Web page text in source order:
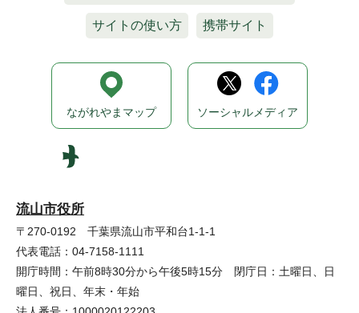
サイトの使い方 携帯サイト
流山市役所
〒270-0192 千葉県流山市平和台1-1-1
代表電話：04-7158-1111
開庁時間：午前8時30分から午後5時15分 閉庁日：土曜日、日
曜日、祝日、年末・年始
ながれやまマップ ソーシャルメディア